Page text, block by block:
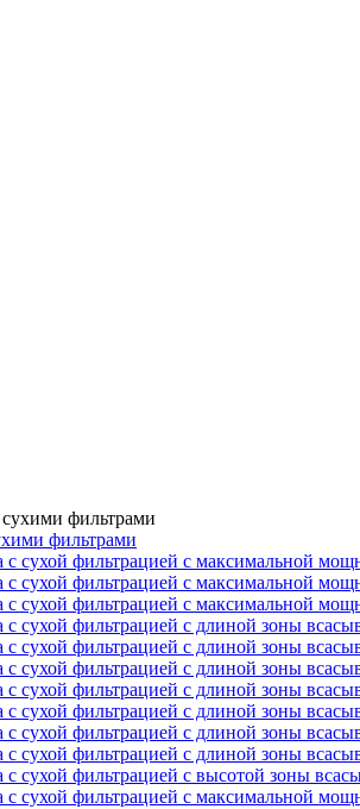
фильтрами
с сухой фильтрацией с максимальной
с сухой фильтрацией с максимальной
с сухой фильтрацией с максимальной
с сухой фильтрацией с длиной зоны
с сухой фильтрацией с длиной зоны
с сухой фильтрацией с длиной зоны
с сухой фильтрацией с длиной зоны
с сухой фильтрацией с длиной зоны
с сухой фильтрацией с длиной зоны
с сухой фильтрацией с длиной зоны
с сухой фильтрацией с высотой зоны
с сухой фильтрацией с максимальной